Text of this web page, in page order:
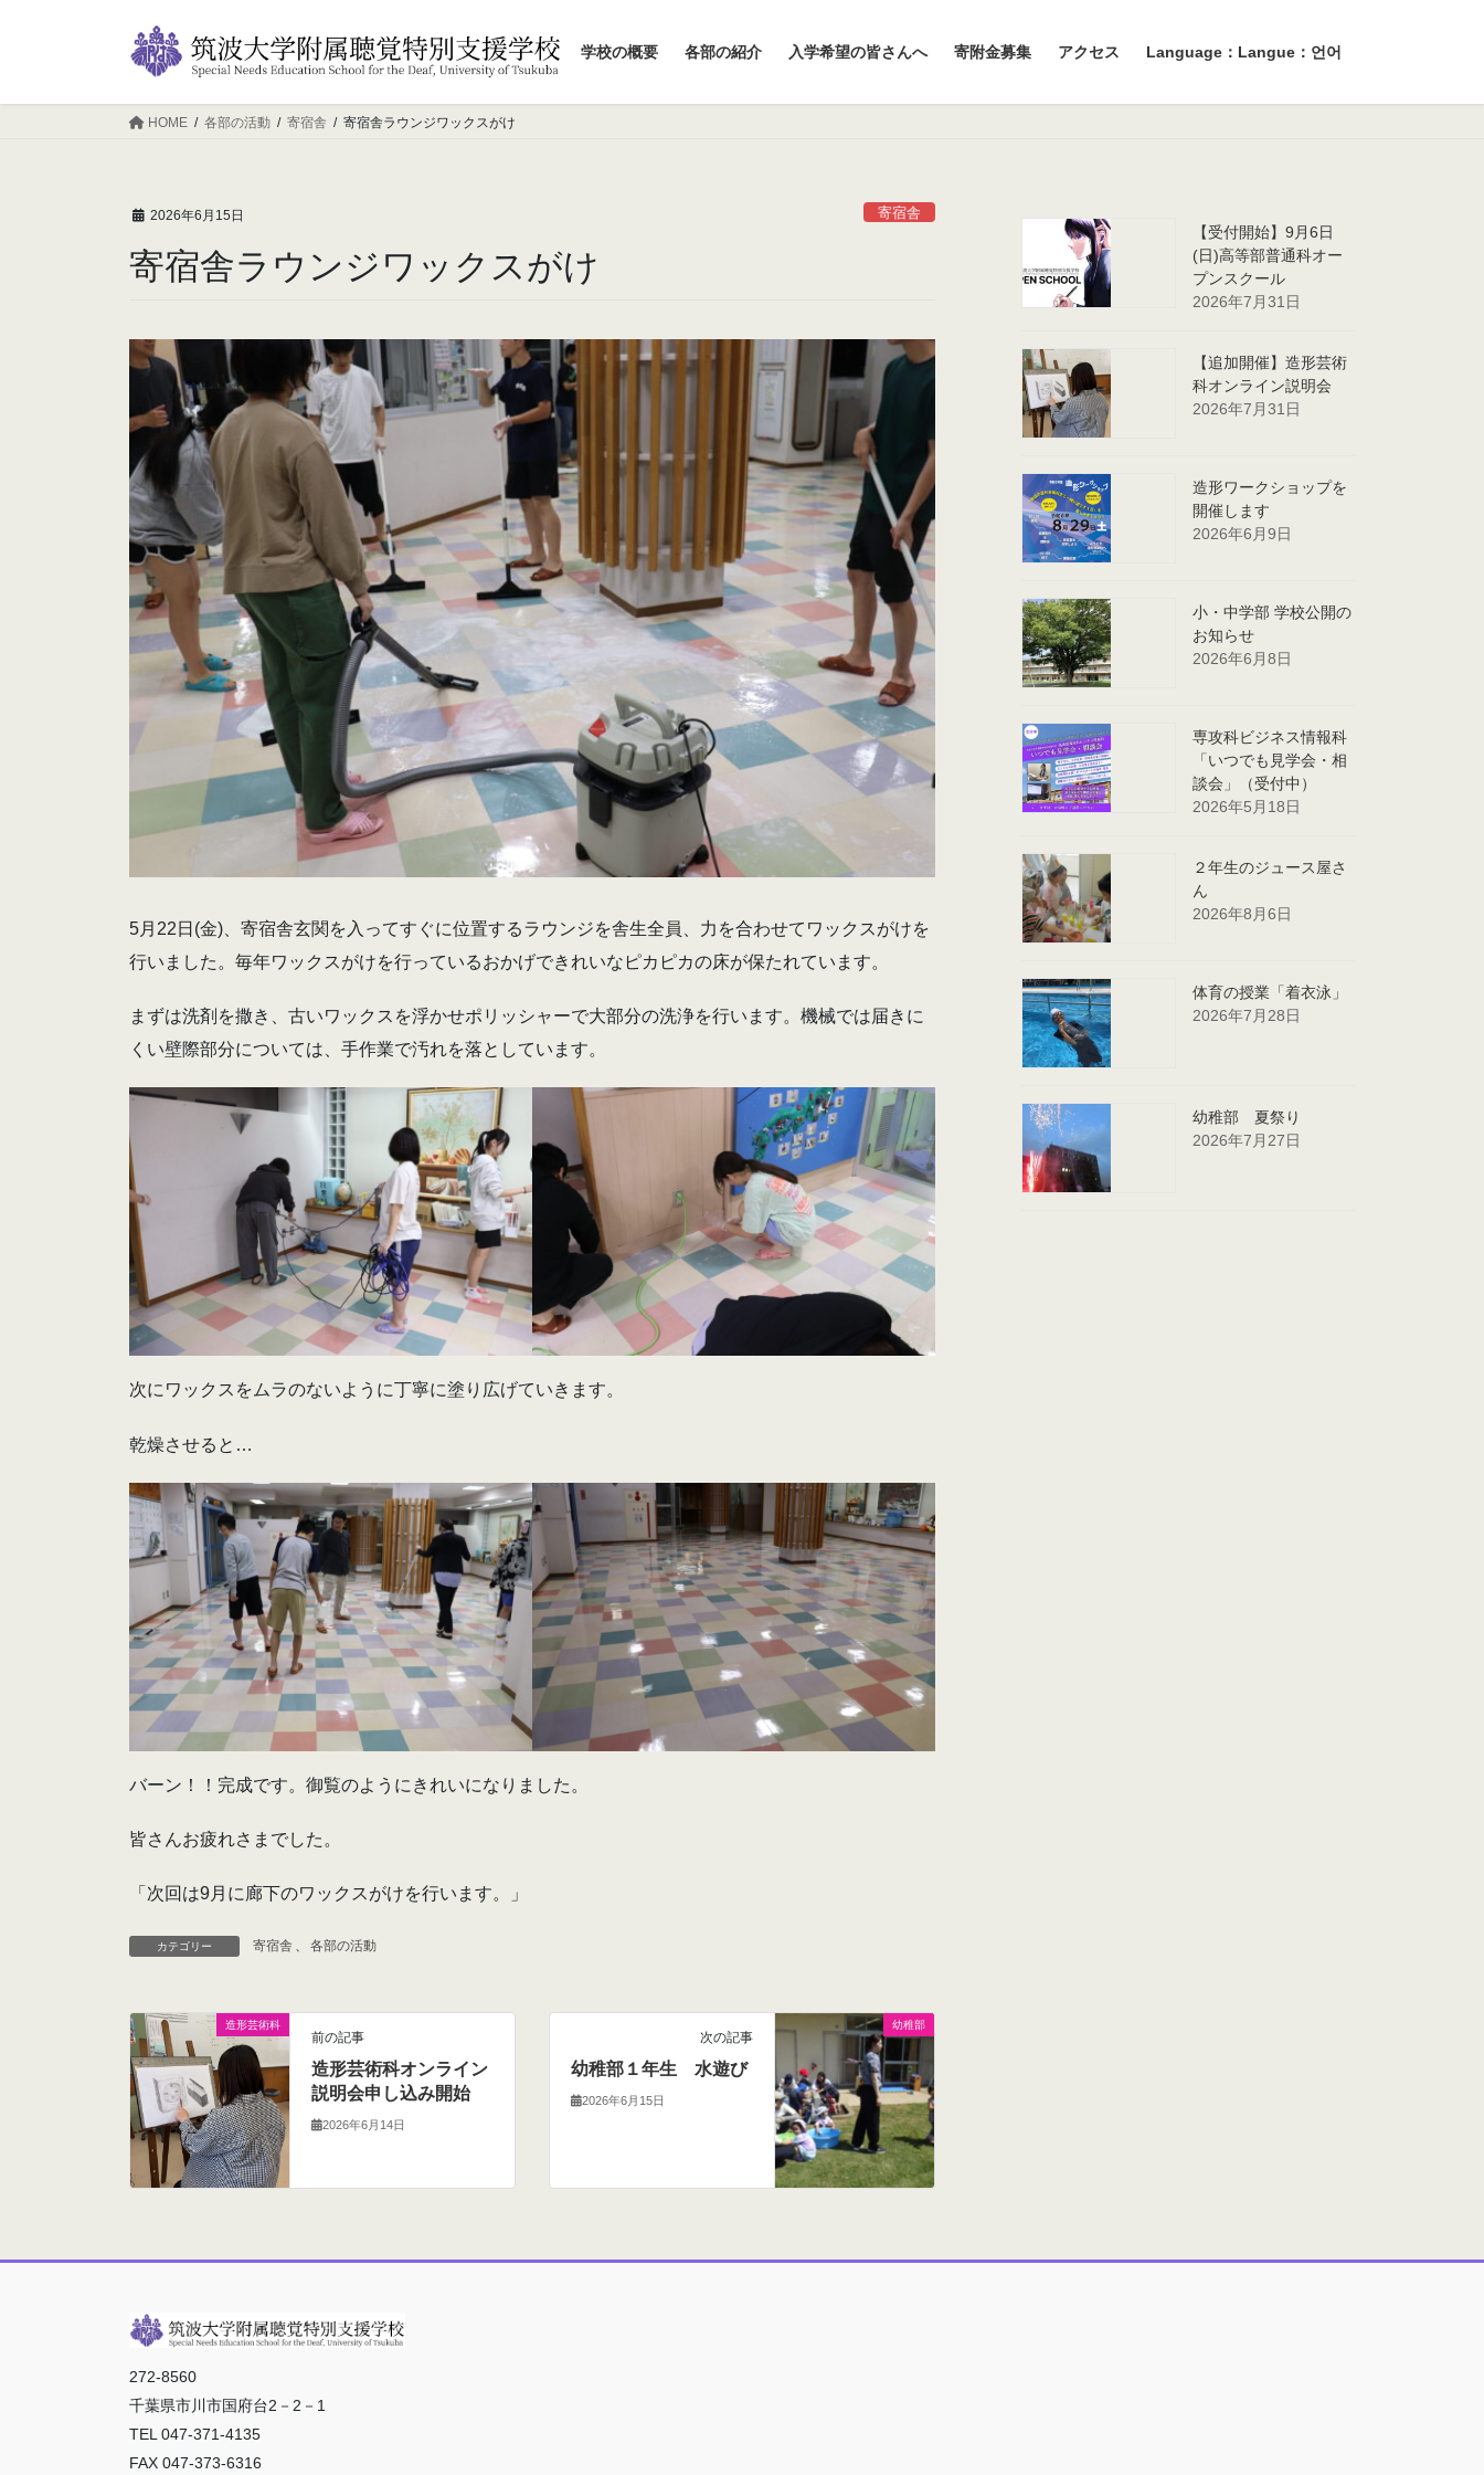
学校の概要 各部の紹介 入学希望の皆さんへ 寄附金募集 アクセス Language：Langue：언어
HOME 各部の活動 寄宿舎 寄宿舎ラウンジワックスがけ
2026年6月15日 寄宿舎
寄宿舎ラウンジワックスがけ
5月22日(金)、寄宿舎玄関を入ってすぐに位置するラウンジを舎生全員、力を合わせてワックスがけを
行いました。毎年ワックスがけを行っているおかげできれいなピカピカの床が保たれています。
まずは洗剤を撒き、古いワックスを浮かせポリッシャーで大部分の洗浄を行います。機械では届きに
くい壁際部分については、手作業で汚れを落としています。
次にワックスをムラのないように丁寧に塗り広げていきます。
乾燥させると…
バーン！！完成です。御覧のようにきれいになりました。
皆さんお疲れさまでした。
「次回は9月に廊下のワックスがけを行います。」
カテゴリー 寄宿舎 各部の活動
造形芸術科
前の記事
造形芸術科オンライン
説明会申し込み開始
2026年6月14日
幼稚部
次の記事
幼稚部１年生 水遊び
2026年6月15日
【受付開始】9月6日
(日)高等部普通科オー
プンスクール
2026年7月31日
【追加開催】造形芸術
科オンライン説明会
2026年7月31日
造形ワークショップを
開催します
2026年6月9日
小・中学部 学校公開の
お知らせ
2026年6月8日
専攻科ビジネス情報科
「いつでも見学会・相
談会」（受付中）
2026年5月18日
２年生のジュース屋さ
ん
2026年8月6日
体育の授業「着衣泳」
2026年7月28日
幼稚部 夏祭り
2026年7月27日
272-8560
千葉県市川市国府台2－2－1
TEL 047-371-4135
FAX 047-373-6316